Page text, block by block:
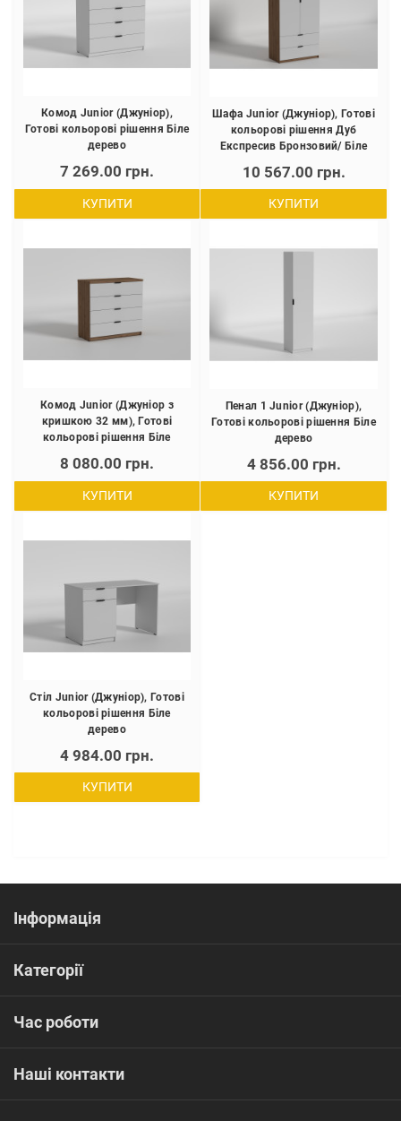
Комод Junior (Джуніор),
Готові кольорові рішення Біле
дерево
7 269.00 грн.
КУПИТИ
Шафа Junior (Джуніор), Готові
кольорові рішення Дуб
Експресив Бронзовий/ Біле
10 567.00 грн.
КУПИТИ
Комод Junior (Джуніор з
кришкою 32 мм), Готові
кольорові рішення Біле
8 080.00 грн.
КУПИТИ
Пенал 1 Junior (Джуніор),
Готові кольорові рішення Біле
дерево
4 856.00 грн.
КУПИТИ
Стіл Junior (Джуніор), Готові
кольорові рішення Біле
дерево
4 984.00 грн.
КУПИТИ
Інформація
Категорії
Час роботи
Наші контакти